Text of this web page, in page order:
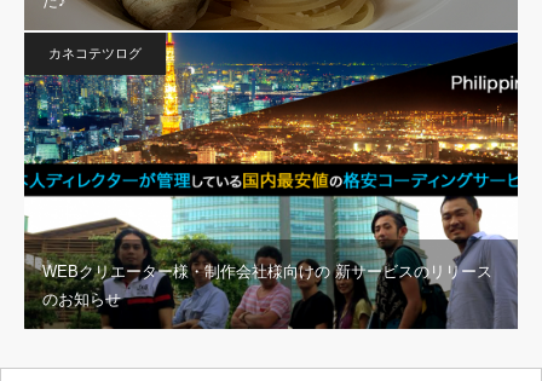
カネコテツログ
WEBクリエーター様・制作会社様向けの 新サービスのリリース
のお知らせ